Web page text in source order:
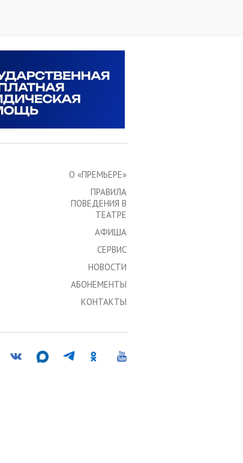
О «ПРЕМЬЕРЕ»
ПРАВИЛА
ПОВЕДЕНИЯ В
ТЕАТРЕ
АФИША
СЕРВИС
НОВОСТИ
АБОНЕМЕНТЫ
КОНТАКТЫ